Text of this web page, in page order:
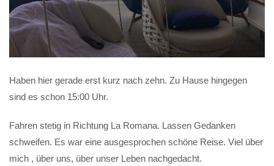
Haben hier gerade erst kurz nach zehn. Zu Hause hingegen
sind es schon 15:00 Uhr.
Fahren stetig in Richtung La Romana. Lassen Gedanken
schweifen. Es war eine ausgesprochen schöne Reise. Viel über
mich , über uns, über unser Leben nachgedacht.